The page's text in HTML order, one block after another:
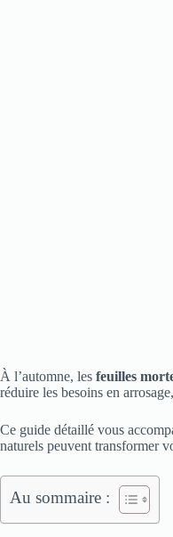
À l’automne, les feuilles
réduire les besoins en
Ce guide détaillé vous
naturels peuvent transformer
Au sommaire :